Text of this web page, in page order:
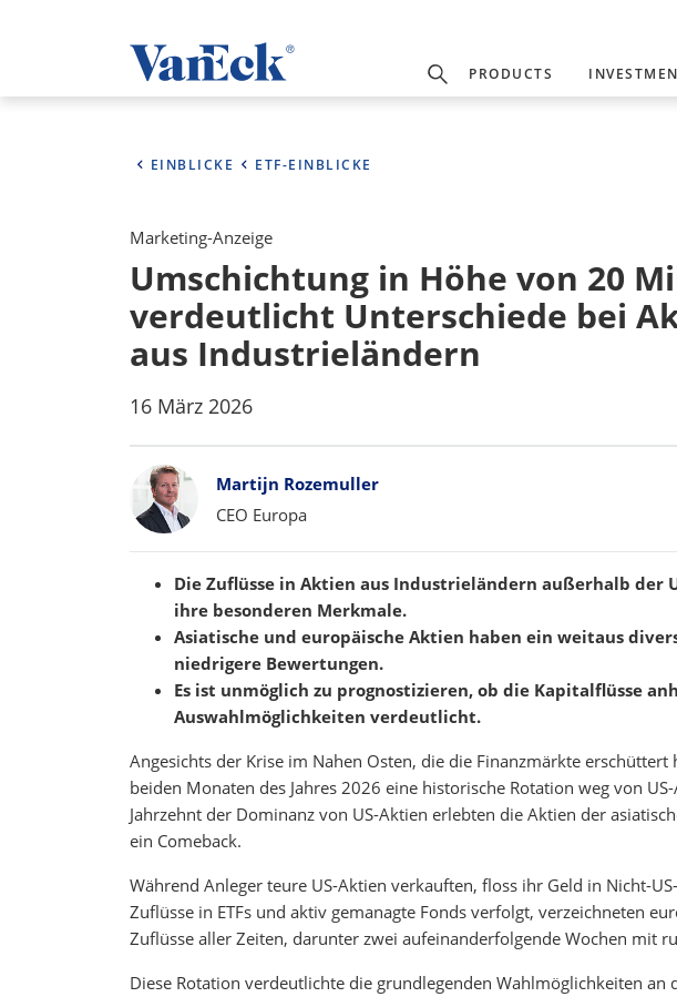
PRODUCTS
EINBLICKE ETF-EINBLICKE
Marketing-Anzeige
Umschichtung in Höhe von 20
verdeutlicht Unterschiede bei
aus Industrieländern
16 März 2026
BylinesMartijn Rozemuller
CEO Europa
Die Zuflüsse in Aktien aus Industrieländern außerhalb der
ihre besonderen Merkmale.
Asiatische und europäische Aktien haben ein weitaus
niedrigere Bewertungen.
Es ist unmöglich zu prognostizieren, ob die Kapitalflüsse
Auswahlmöglichkeiten verdeutlicht.
Angesichts der Krise im Nahen Osten, die die Finanzmärkte
beiden Monaten des Jahres 2026 eine historische Rotation weg von
Jahrzehnt der Dominanz von US-Aktien erlebten die Aktien der
ein Comeback.
Während Anleger teure US-Aktien verkauften, floss ihr Geld in Nicht-
Zuflüsse in ETFs und aktiv gemanagte Fonds verfolgt, verzeichneten
Zuflüsse aller Zeiten, darunter zwei aufeinanderfolgende Wochen mit
Diese Rotation verdeutlichte die grundlegenden Wahlmöglichkeiten an